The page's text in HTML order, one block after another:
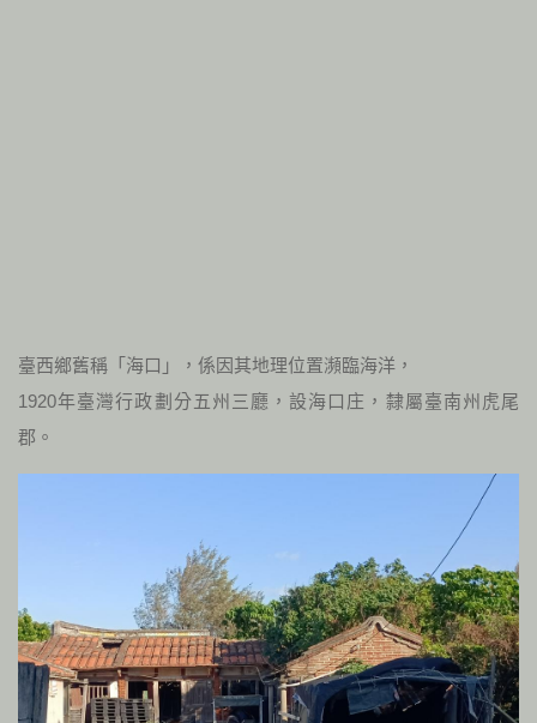
臺西鄉舊稱「海口」，係因其地理位置瀕臨海洋，
1920年臺灣行政劃分五州三廳，設海口庄，隸屬臺南州虎尾
郡。